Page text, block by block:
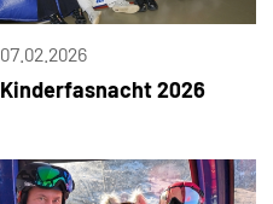
07.02.2026
Kinderfasnacht 2026